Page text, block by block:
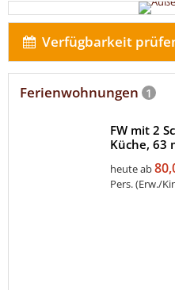
Verfügbarkeit
Ferienwohnungen 1
FW mit 2
Küche, 63
heute ab
Pers. (Erw./